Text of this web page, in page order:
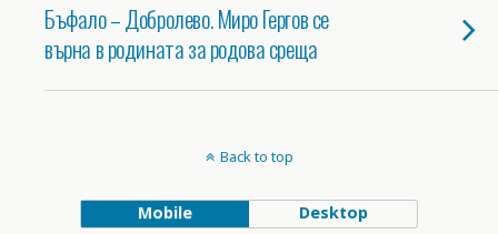
Бъфало – Добролево. Миро Гергов се
върна в родината за родова среща
Back to top
Mobile Desktop